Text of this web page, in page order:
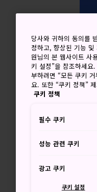
당사와 귀하의 동의를
정하고, 향상된 기능
원님의 본 웹사이트 사
키 설정”을 참조하세요
부하려면 “모든 쿠키
요. 또한 “쿠키 정책”
쿠키 정책
필수 쿠키
성능 관련 쿠키
광고 쿠키
쿠키 설정